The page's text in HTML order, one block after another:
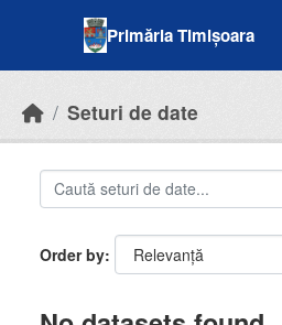
Primăria Timișoara
Seturi de date
Order by